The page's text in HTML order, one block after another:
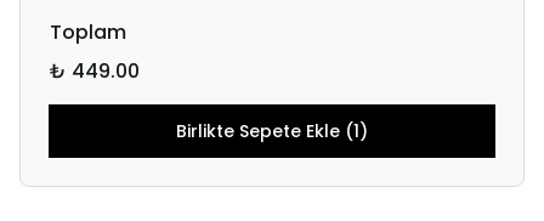
Toplam
₺ 449.00
Birlikte Sepete Ekle (1)